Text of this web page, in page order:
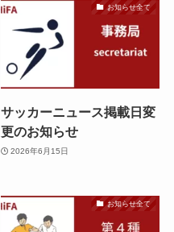
お知らせ全て
サッカーニュース掲載日変
更のお知らせ
2026年6月15日
お知らせ全て